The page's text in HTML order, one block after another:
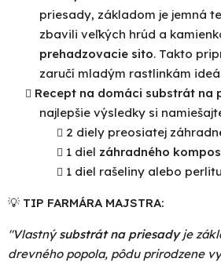
priesady, základom je jemná
zbavili veľkých hrúd a
prehadzovacie sito. Takto
zaručí mladým rastlinkám
Recept na domáci substrát na
najlepšie výsledky si
2 diely preosiatej
1 diel záhradného
1 diel rašeliny alebo
💡 TIP FARMÁRA MAJSTRA:
"Vlastnýsubstrát na priesadyje
drevného popola, pôdu prirodzene